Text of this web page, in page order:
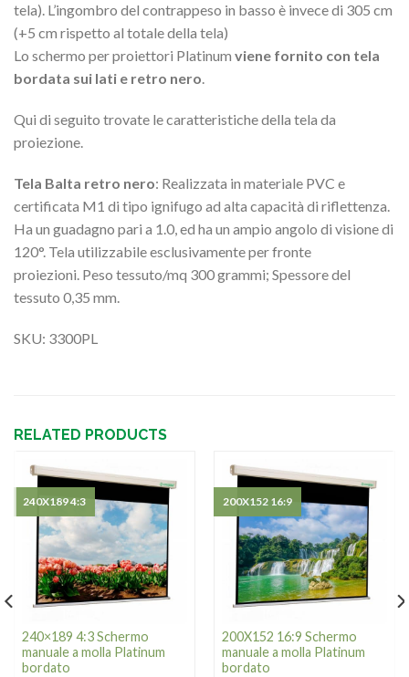
tela). L’ingombro del contrappeso in basso è invece di 305 cm
(+5 cm rispetto al totale della tela)
Lo schermo per proiettori Platinum viene fornito con tela
bordata sui lati e retro nero.
Qui di seguito trovate le caratteristiche della tela da
proiezione.
Tela Balta retro nero: Realizzata in materiale PVC e
certificata M1 di tipo ignifugo ad alta capacità di riflettenza.
Ha un guadagno pari a 1.0, ed ha un ampio angolo di visione di
120°. Tela utilizzabile esclusivamente per fronte
proiezioni. Peso tessuto/mq 300 grammi; Spessore del
tessuto 0,35 mm.
SKU: 3300PL
RELATED PRODUCTS
240×189 4:3 Schermo
manuale a molla Platinum
bordato
240X189 4:3
200X152 16:9 Schermo
manuale a molla Platinum
bordato
200X152 16:9